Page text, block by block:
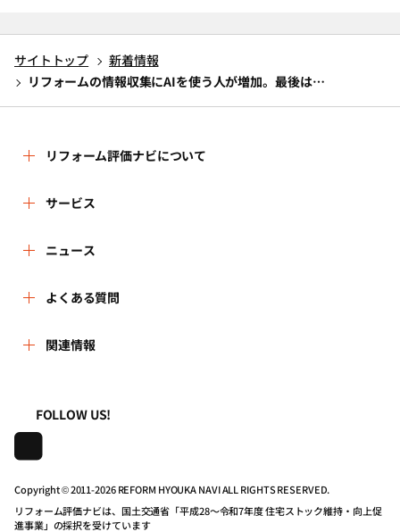
サイトトップ
新着情報
リフォームの情報収集にAIを使う人が増加。最後は…
リフォーム評価ナビについて
リフォーム評価ナビとは
運営体制
はじめての方へ
事務局へのお問い合せ
リフォーム会社一覧
住宅関連機関リンク集
サービス
リフォーム会社を探す
リフォーム事例を見る
リフォームを相談する
動画で学べるリフォームの基礎知識
マイページの活用
ニュース
新着情報
講習会・セミナー
よくある質問
よくある質問
動作推奨環境について
関連情報
株式会社日本建築住宅センター
FOLLOW US!
Copyright © 2011-2026 REFORM HYOUKA NAVI ALL RIGHTS RESERVED.
リフォーム評価ナビは、国土交通省「平成28～令和7年度 住宅ストック維持・向上促
進事業」の採択を受けています